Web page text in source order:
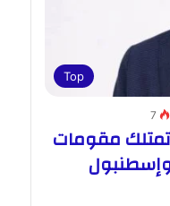
Top
7
مقومات